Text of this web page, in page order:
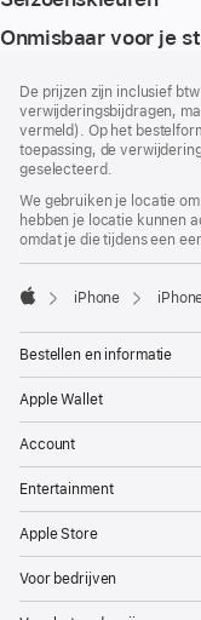
Onmisbaar voor je
De prijzen zijn inclusief
verwijderingsbijdragen,
vermeld). Op het
toepassing, de
geselecteerd.
We gebruiken je locatie
hebben je locatie kunnen
omdat je die tijdens een
iPhone
Bestellen en informatie
Apple Wallet
Account
Entertainment
Apple Store
Voor bedrijven